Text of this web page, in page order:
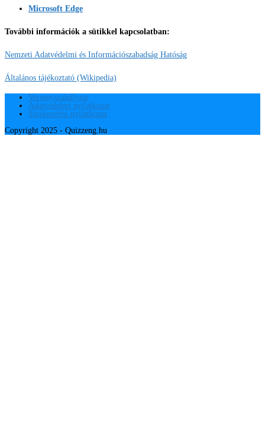
Microsoft Edge
További információk a sütikkel kapcsolatban:
Nemzeti Adatvédelmi és Információszabadság Hatóság
Általános tájékoztató (Wikipedia)
Versenyszabályzat
Adatvédelmi nyilatkozat
Sütikezelési nyilatkozat
Copyright 2025 - Quizzeng.hu